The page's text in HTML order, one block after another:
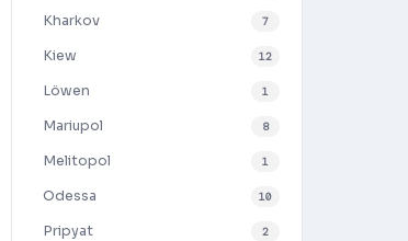
Kharkov 7
Kiew 12
Löwen 1
Mariupol 8
Melitopol 1
Odessa 10
Pripyat 2